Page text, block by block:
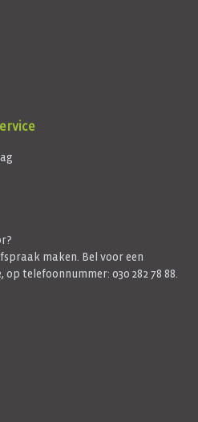
maken. Bel voor een
telefoonnummer: 030 282 78 88.